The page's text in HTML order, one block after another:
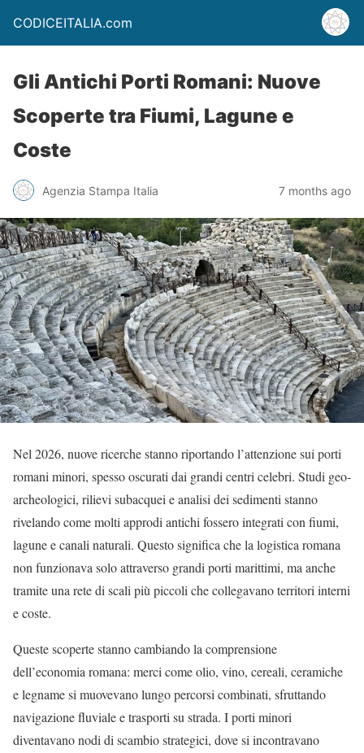
CODICEITALIA.com
Gli Antichi Porti Romani: Nuove
Scoperte tra Fiumi, Lagune e
Coste
Agenzia Stampa Italia 7 months ago
Nel 2026, nuove ricerche stanno riportando l’attenzione sui porti
romani minori, spesso oscurati dai grandi centri celebri. Studi geo-
archeologici, rilievi subacquei e analisi dei sedimenti stanno
rivelando come molti approdi antichi fossero integrati con fiumi,
lagune e canali naturali. Questo significa che la logistica romana
non funzionava solo attraverso grandi porti marittimi, ma anche
tramite una rete di scali più piccoli che collegavano territori interni
e coste.
Queste scoperte stanno cambiando la comprensione
dell’economia romana: merci come olio, vino, cereali, ceramiche
e legname si muovevano lungo percorsi combinati, sfruttando
navigazione fluviale e trasporti su strada. I porti minori
diventavano nodi di scambio strategici, dove si incontravano